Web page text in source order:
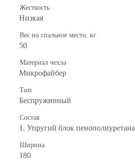
Жесткость
Низкая
Вес на спальное место, кг
50
Материал чехла
Микрофайбер
Тип
Беспружинный
Состав
1. Упругий блок пенополиуретана
Ширина
180